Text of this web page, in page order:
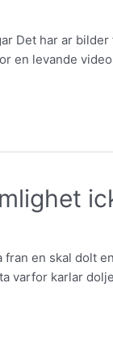
Det har ar
en levande
en skal dolt
varfor karlar